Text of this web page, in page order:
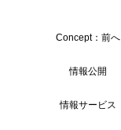
Concept：前へ
情報公開
情報サービス